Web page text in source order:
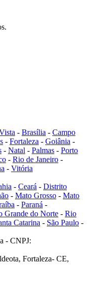
- Brasília - Campo
- Fortaleza - Goiânia -
- Natal - Palmas - Porto
- Rio de Janeiro -
- Vitória
- Ceará - Distrito
- Mato Grosso - Mato
- Paraná -
Grande do Norte - Rio
Catarina - São Paulo -
- CNPJ:
Fortaleza- CE,